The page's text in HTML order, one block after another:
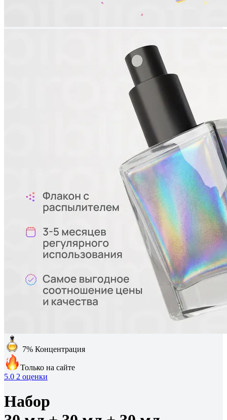
7% Концентрация
Только на сайте
5.0 2 оценки
Набор